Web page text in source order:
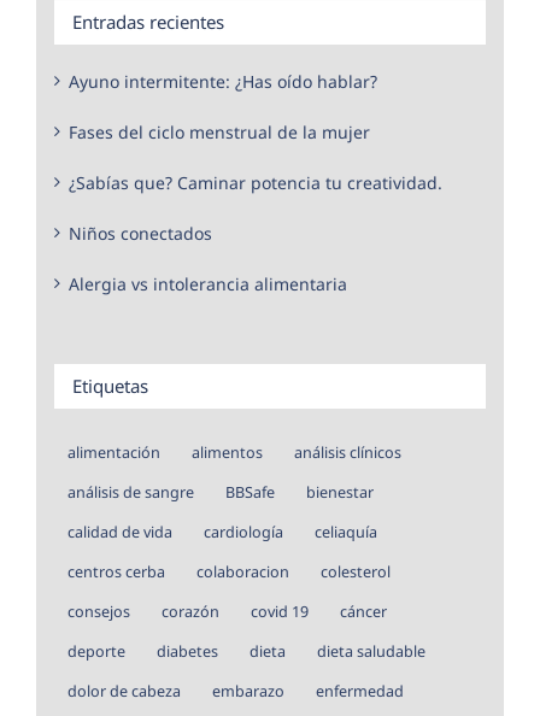
Entradas recientes
Ayuno intermitente: ¿Has oído hablar?
Fases del ciclo menstrual de la mujer
¿Sabías que? Caminar potencia tu creatividad.
Niños conectados
Alergia vs intolerancia alimentaria
Etiquetas
alimentación alimentos
análisis clínicos
análisis de sangre
BBSafe
bienestar
calidad de vida
cardiología
celiaquía
centros cerba
colaboracion
colesterol
consejos
corazón covid 19
cáncer
deporte
diabetes dieta
dieta saludable
dolor de cabeza
embarazo
enfermedad